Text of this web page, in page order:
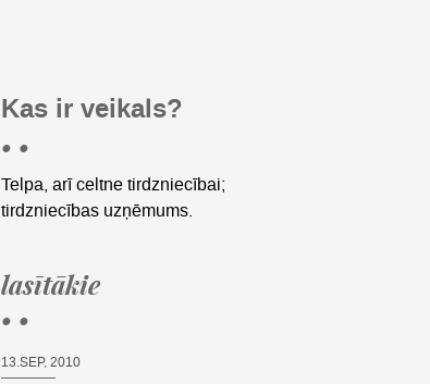
Kas ir veikals?
• •
Telpa, arī celtne tirdzniecībai;
tirdzniecības uzņēmums.
lasītākie
• •
13.SEP, 2010